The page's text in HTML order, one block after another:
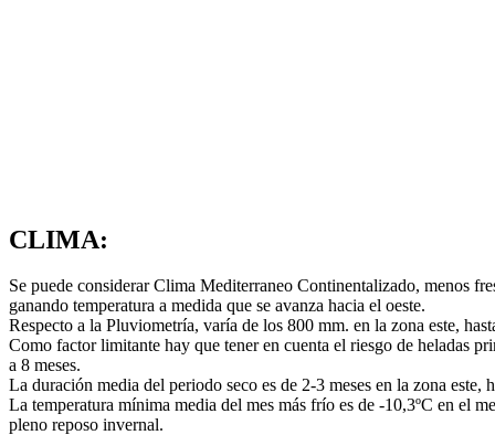
CLIMA:
Se puede considerar Clima Mediterraneo Continentalizado, menos
ganando temperatura a medida que se avanza hacia el oeste.
Respecto a la Pluviometría, varía de los 800 mm. en la zona este,
Como factor limitante hay que tener en cuenta el riesgo de heladas
a 8 meses.
La duración media del periodo seco es de 2-3 meses en la zona este,
La temperatura mínima media del mes más frío es de -10,3ºC en el
pleno reposo invernal.